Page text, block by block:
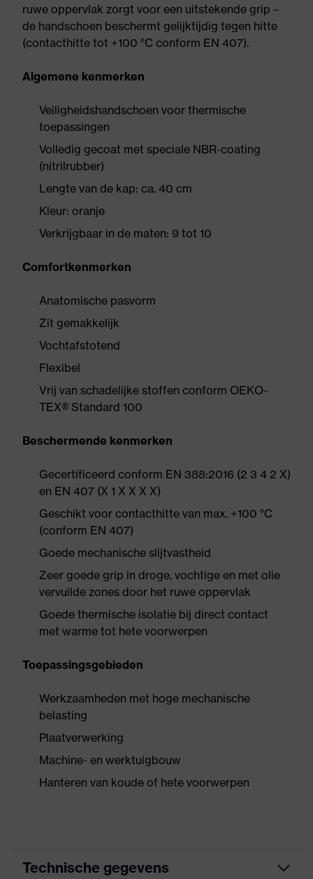
ruwe oppervlak zorgt voor een uitstekende grip –
de handschoen beschermt gelijktijdig tegen hitte
(contacthitte tot +100 °C conform EN 407).
Algemene kenmerken
Veiligheidshandschoen voor thermische
toepassingen
Volledig gecoat met speciale NBR-coating
(nitrilrubber)
Lengte van de kap: ca. 40 cm
Kleur: oranje
Verkrijgbaar in de maten: 9 tot 10
Comfortkenmerken
Anatomische pasvorm
Zit gemakkelijk
Vochtafstotend
Flexibel
Vrij van schadelijke stoffen conform OEKO-
TEX® Standard 100
Beschermende kenmerken
Gecertificeerd conform EN 388:2016 (2 3 4 2 X)
en EN 407 (X 1 X X X X)
Geschikt voor contacthitte van max. +100 °C
(conform EN 407)
Goede mechanische slijtvastheid
Zeer goede grip in droge, vochtige en met olie
vervuilde zones door het ruwe oppervlak
Goede thermische isolatie bij direct contact
met warme tot hete voorwerpen
Toepassingsgebieden
Werkzaamheden met hoge mechanische
belasting
Plaatverwerking
Machine- en werktuigbouw
Hanteren van koude of hete voorwerpen
Technische gegevens